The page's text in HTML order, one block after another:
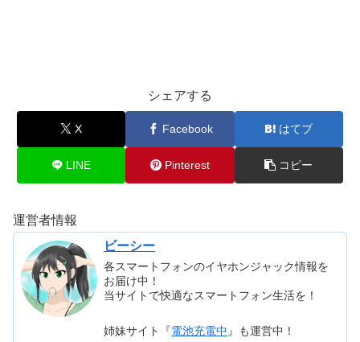
シェアする
X Facebook はてブ
LINE Pinterest コピー
運営者情報
ビーシー
各スマートフォンのイヤホンジャック情報を
お届け中！
当サイトで快適なスマートフォン生活を！
姉妹サイト『電池充電中 』も運営中！